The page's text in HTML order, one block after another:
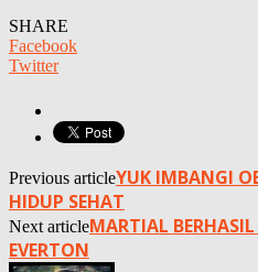
SHARE
Facebook
Twitter
Previous articleYUK IMBANGI
HIDUP SEHAT
Next articleMARTIAL
EVERTON